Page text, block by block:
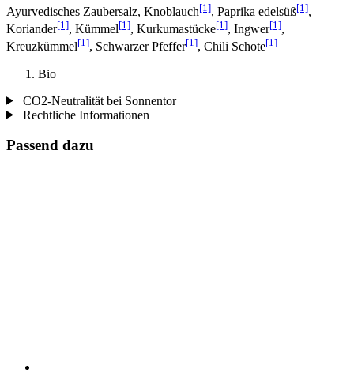
Ayurvedisches Zaubersalz, Knoblauch[1], Paprika edelsüß[1],
Koriander[1], Kümmel[1], Kurkumastücke[1], Ingwer[1],
Kreuzkümmel[1], Schwarzer Pfeffer[1], Chili Schote[1]
Bio
CO2-Neutralität bei Sonnentor
Rechtliche Informationen
Passend dazu